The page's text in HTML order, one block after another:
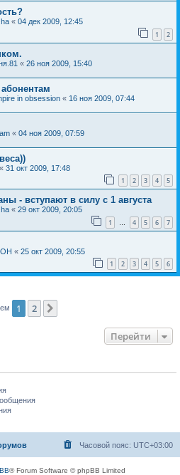
« 04 дек 2009, 12:45
1 2
« 26 ноя 2009, 15:40
in obsession « 16 ноя 2009, 07:44
« 04 ноя 2009, 07:59
« 31 окт 2009, 17:48
1 2 3 4 5
- вступают в силу с 1 августа
« 29 окт 2009, 20:05
1 … 4 5 6 7
« 25 окт 2009, 20:55
1 2 3 4 5 6
1 2
Перейти
Часовой пояс: UTC+03:00
® Forum Software © phpBB Limited